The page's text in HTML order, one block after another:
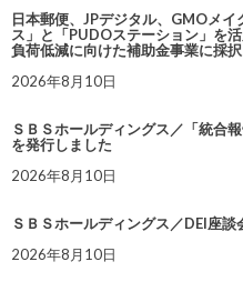
日本郵便、JPデジタル、GMOメ
ス」と「PUDOステーション」を
負荷低減に向けた補助金事業に採択
2026年8月10日
ＳＢＳホールディングス／「統
を発行しました
2026年8月10日
ＳＢＳホールディングス／DEI座談
2026年8月10日